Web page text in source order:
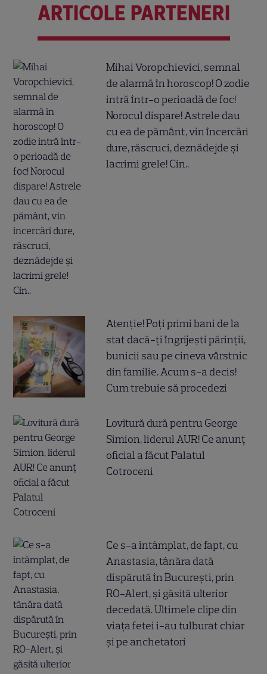
ARTICOLE PARTENERI
Mihai Voropchievici, semnal
de alarmă în horoscop! O zodie
intră într-o perioadă de foc!
Norocul dispare! Astrele dau
cu ea de pământ, vin încercări
dure, răscruci, deznădejde și
lacrimi grele! Cin..
Atenție! Poți primi bani de la
stat dacă-ți îngrijești părinții,
bunicii sau pe cineva vârstnic
din familie. Acum s-a decis!
Cum trebuie să procedezi
Lovitură dură pentru George
Simion, liderul AUR! Ce anunț
oficial a făcut Palatul
Cotroceni
Ce s-a întâmplat, de fapt, cu
Anastasia, tânăra dată
dispărută în București, prin
RO-Alert, și găsită ulterior
decedată. Ultimele clipe din
viața fetei i-au tulburat chiar
și pe anchetatori